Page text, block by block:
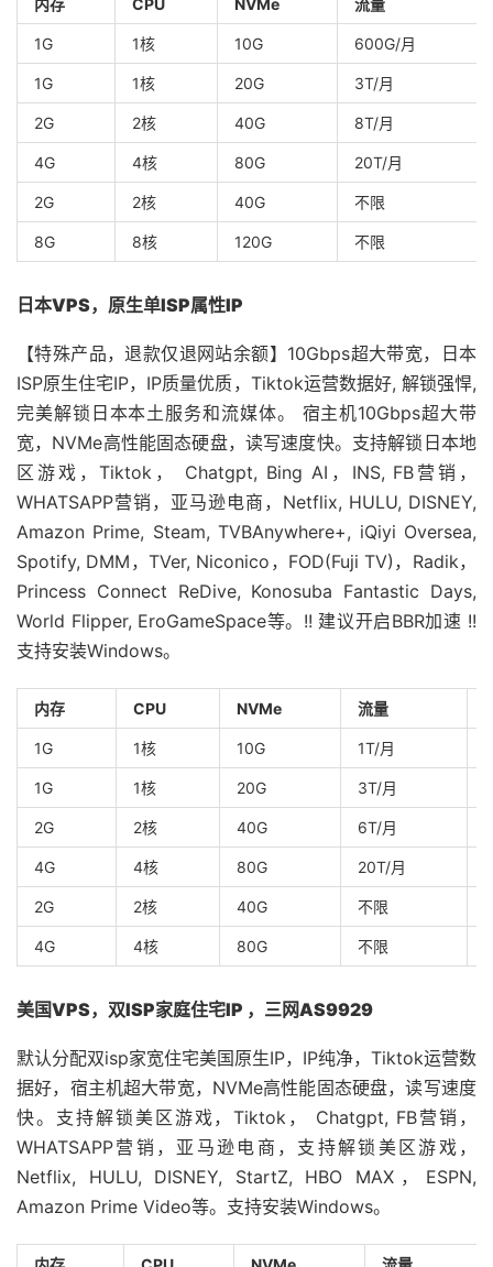
内存 CPU NVMe 流量
1G 1核 10G 600G/月
1G 1核 20G 3T/月
2G 2核 40G 8T/月
4G 4核 80G 20T/月
2G 2核 40G 不限
8G 8核 120G 不限
日本VPS，原生单ISP属性IP
【特殊产品，退款仅退网站余额】10Gbps超大带宽，日本
ISP原生住宅IP，IP质量优质，Tiktok运营数据好, 解锁强悍,
完美解锁日本本土服务和流媒体。 宿主机10Gbps超大带
宽，NVMe高性能固态硬盘，读写速度快。支持解锁日本地
区游戏，Tiktok， Chatgpt, Bing AI，INS, FB营销，
WHATSAPP营销，亚马逊电商，Netflix, HULU, DISNEY,
Amazon Prime, Steam, TVBAnywhere+, iQiyi Oversea,
Spotify, DMM，TVer, Niconico，FOD(Fuji TV)，Radik，
Princess Connect ReDive, Konosuba Fantastic Days,
World Flipper, EroGameSpace等。!! 建议开启BBR加速 !!
支持安装Windows。
内存 CPU NVMe 流量
1G 1核 10G 1T/月
1G 1核 20G 3T/月
2G 2核 40G 6T/月
4G 4核 80G 20T/月
2G 2核 40G 不限
4G 4核 80G 不限
美国VPS，双ISP家庭住宅IP ，三网AS9929
默认分配双isp家宽住宅美国原生IP，IP纯净，Tiktok运营数
据好，宿主机超大带宽，NVMe高性能固态硬盘，读写速度
快。支持解锁美区游戏，Tiktok， Chatgpt, FB营销，
WHATSAPP营销，亚马逊电商，支持解锁美区游戏，
Netflix, HULU, DISNEY, StartZ, HBO MAX，ESPN,
Amazon Prime Video等。支持安装Windows。